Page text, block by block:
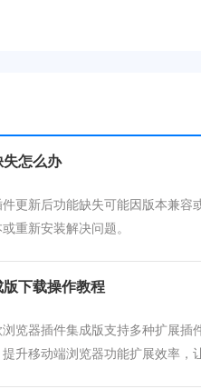
怎么办
更新后功能缺失可能因版本兼容
重新安装解决问题。
下载操作教程
览器插件集成版支持多种扩展插
升移动端浏览器功能扩展效率，